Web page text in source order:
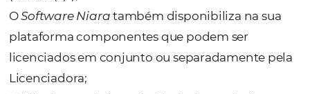
necessidades sob medida do Contratante e
intermediação de outros serviços turísticos;
A adesão a determinado
produto/licenciamento/desenvolvimento/